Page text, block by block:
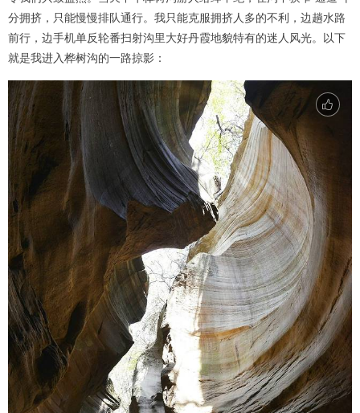
分拥挤，只能慢慢排队通行。我只能克服拥挤人多的不利，边趟水路
前行，边手机单反轮番扫射沟里大好丹霞地貌特有的迷人风光。以下
就是我进入桦树沟的一路掠影：